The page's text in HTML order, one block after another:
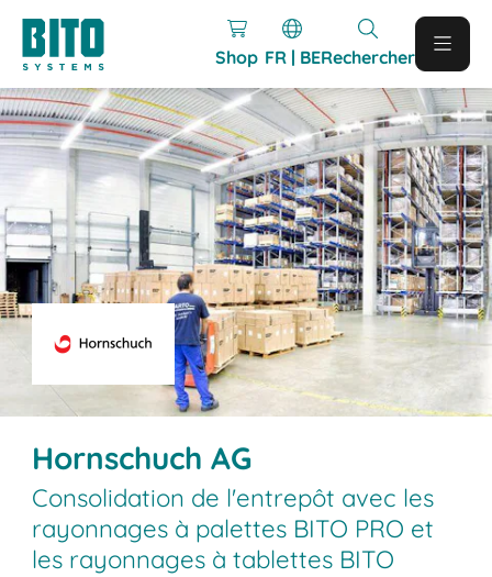
Shop FR | BERechercher
Hornschuch AG
Consolidation de l'entrepôt avec les
rayonnages à palettes BITO PRO et
les rayonnages à tablettes BITO